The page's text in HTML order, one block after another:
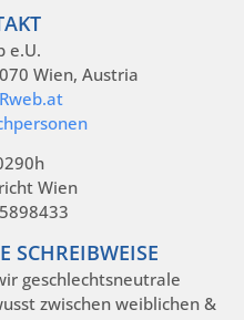
e.U.
Wien, Austria
Wien
SCHREIBWEISE
geschlechtsneutrale
zwischen weiblichen &